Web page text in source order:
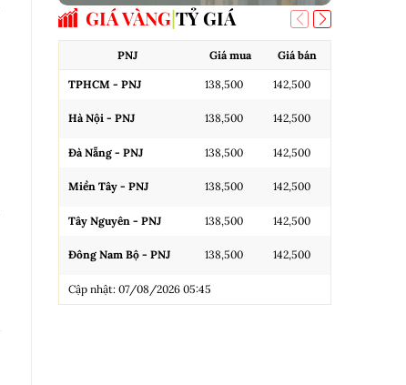
GIÁ VÀNG TỶ GIÁ
PNJ Giá mua Giá bán
TPHCM - PNJ 138,500 142,500
Hà Nội - PNJ 138,500 142,500
Đà Nẵng - PNJ 138,500 142,500
Miền Tây - PNJ 138,500 142,500
Tây Nguyên - PNJ 138,500 142,500
Đông Nam Bộ - PNJ 138,500 142,500
Cập nhật: 07/08/2026 05:45